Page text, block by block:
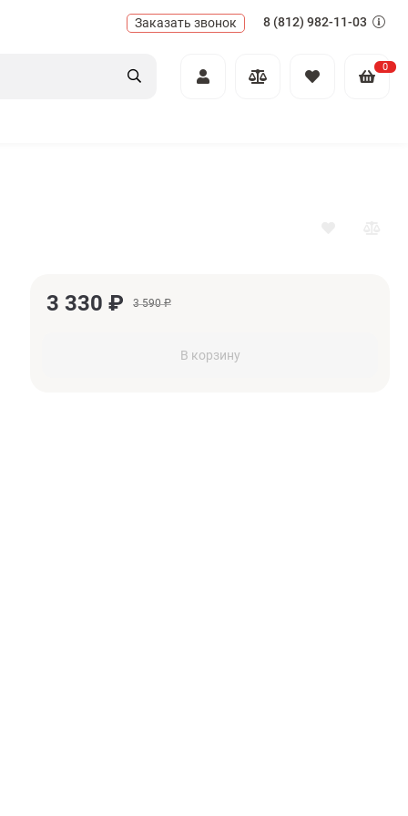
Заказать звонок 8 (812) 982-11-03
0
3 330 ₽ 3 590₽
В корзину